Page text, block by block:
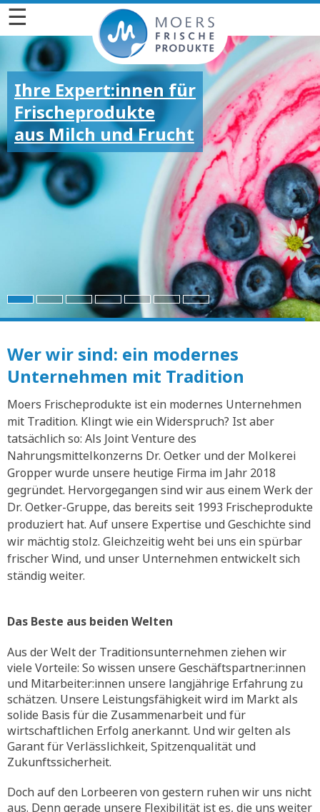
☰
Ihre Expert:innen für
Frischeprodukte
aus Milch und Frucht
Wer wir sind: ein modernes
Unternehmen mit Tradition
Moers Frischeprodukte ist ein modernes Unternehmen
mit Tradition. Klingt wie ein Widerspruch? Ist aber
tatsächlich so: Als Joint Venture des
Nahrungsmittelkonzerns Dr. Oetker und der Molkerei
Gropper wurde unsere heutige Firma im Jahr 2018
gegründet. Hervorgegangen sind wir aus einem Werk der
Dr. Oetker-Gruppe, das bereits seit 1993 Frischeprodukte
produziert hat. Auf unsere Expertise und Geschichte sind
wir mächtig stolz. Gleichzeitig weht bei uns ein spürbar
frischer Wind, und unser Unternehmen entwickelt sich
ständig weiter.
Das Beste aus beiden Welten
Aus der Welt der Traditionsunternehmen ziehen wir
viele Vorteile: So wissen unsere Geschäftspartner:innen
und Mitarbeiter:innen unsere langjährige Erfahrung zu
schätzen. Unsere Leistungsfähigkeit wird im Markt als
solide Basis für die Zusammenarbeit und für
wirtschaftlichen Erfolg anerkannt. Und wir gelten als
Garant für Verlässlichkeit, Spitzenqualität und
Zukunftssicherheit.
Doch auf den Lorbeeren von gestern ruhen wir uns nicht
aus. Denn gerade unsere Flexibilität ist es, die uns weiter